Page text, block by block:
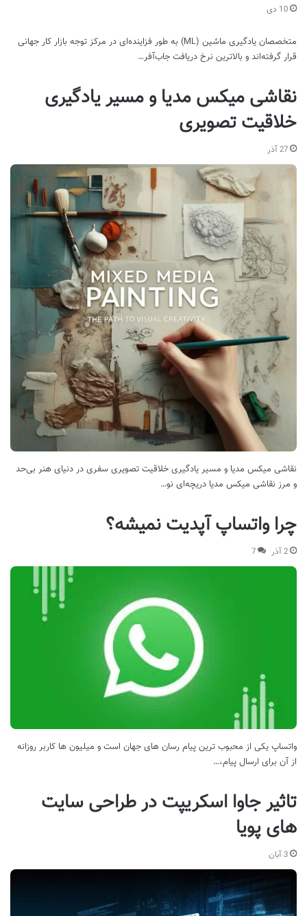
10 دی
متخصصان یادگیری ماشین (ML) به طور فزاینده‌ای در مرکز توجه بازار کار جهانی
قرار گرفته‌اند و بالاترین نرخ دریافت جاب‌آفر…
نقاشی میکس مدیا و مسیر یادگیری
خلاقیت تصویری
27 آذر
نقاشی میکس مدیا و مسیر یادگیری خلاقیت تصویری سفری در دنیای هنر بی‌حد
و مرز نقاشی میکس مدیا دریچه‌ای نو…
چرا واتساپ آپدیت نمیشه؟
2 آذر 7
واتساپ یکی از محبوب ترین پیام رسان های جهان است و میلیون ها کاربر روزانه
از آن برای ارسال پیام،…
تاثیر جاوا اسکریپت در طراحی سایت
های پویا
3 آبان